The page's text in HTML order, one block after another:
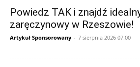
Powiedz TAK i znajdź
zaręczynowy w Rzeszowie!
Artykuł Sponsorowany - 7 sierpnia 2026 07:00